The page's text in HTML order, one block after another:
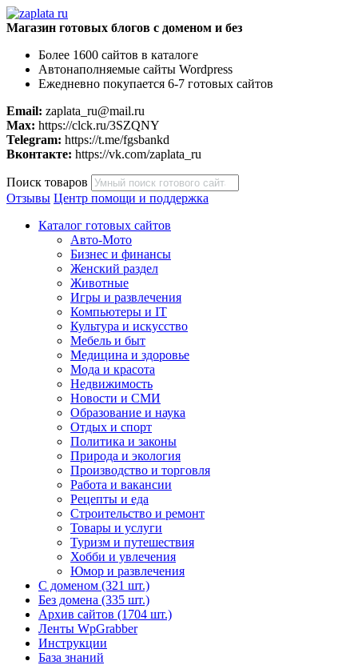
Магазин готовых блогов с доменом и без
Более 1600 сайтов в каталоге
Автонаполняемые сайты Wordpress
Ежедневно покупается 6-7 готовых сайтов
Email: zaplata_ru@mail.ru
Max: https://clck.ru/3SZQNY
Telegram: https://t.me/fgsbankd
Вконтакте: https://vk.com/zaplata_ru
Поиск товаров
Отзывы Центр помощи и поддержка
Каталог готовых сайтов
Авто-Мото
Бизнес и финансы
Женский раздел
Животные
Игры и развлечения
Компьютеры и IT
Культура и искусство
Мебель и быт
Медицина и здоровье
Мода и красота
Недвижимость
Новости и СМИ
Образование и наука
Отдых и спорт
Политика и законы
Природа и экология
Производство и торговля
Работа и вакансии
Рецепты и еда
Строительство и ремонт
Товары и услуги
Туризм и путешествия
Хобби и увлечения
Юмор и развлечения
С доменом (321 шт.)
Без домена (335 шт.)
Архив сайтов (1704 шт.)
Ленты WpGrabber
Инструкции
База знаний